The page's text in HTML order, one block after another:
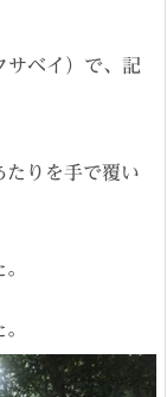
ベイ）で、記
たりを手で覆い